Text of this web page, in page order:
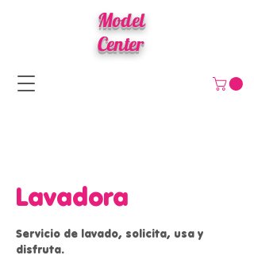
Model
Center
Lavadora
Servicio de lavado, solicita, usa y
disfruta.